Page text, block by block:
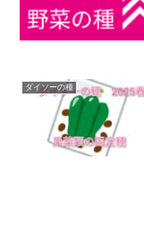
ダイソーの種